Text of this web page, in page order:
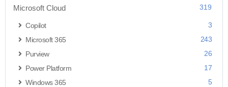
Microsoft Cloud 319
Copilot
3
Microsoft 365
243
Purview
26
Power Platform
17
Windows 365
5